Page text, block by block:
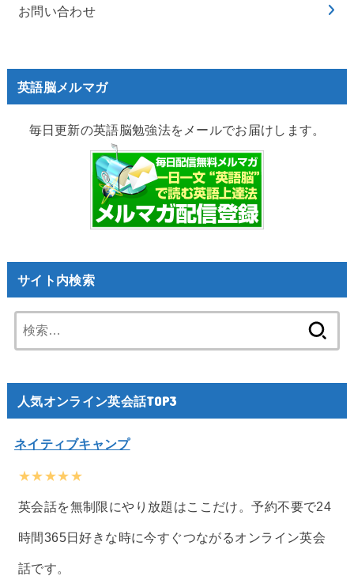
お問い合わせ
英語脳メルマガ
毎日更新の英語脳勉強法をメールでお届けします。
サイト内検索
索:
人気オンライン英会話TOP3
ネイティブキャンプ
★★★★★
英会話を無制限にやり放題はここだけ。予約不要で24
時間365日好きな時に今すぐつながるオンライン英会
話です。